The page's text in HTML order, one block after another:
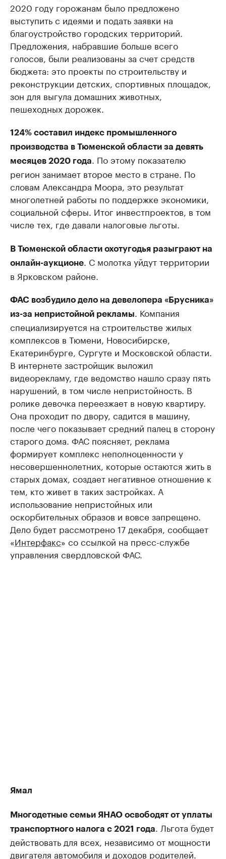
2020 году горожанам было предложено
выступить с идеями и подать заявки на
благоустройство городских территорий.
Предложения, набравшие больше всего
голосов, были реализованы за счет средств
бюджета: это проекты по строительству и
реконструкции детских, спортивных площадок,
зон для выгула домашних животных,
пешеходных дорожек.
124% составил индекс промышленного
производства в Тюменской области за девять
месяцев 2020 года
. По этому показателю
регион занимает второе место в стране. По
словам Александра Моора, это результат
многолетней работы по поддержке экономики,
социальной сферы. Итог инвестпроектов, в том
числе тех, где давали налоговые льготы.
В Тюменской области охотугодья разыграют на
онлайн-аукционе
. С молотка уйдут территории
в Ярковском районе.
ФАС возбудило дело на девелопера «Брусника»
из-за непристойной рекламы
. Компания
специализируется на строительстве жилых
комплексов в Тюмени, Новосибирске,
Екатеринбурге, Сургуте и Московской области.
В интернете застройщик выложил
видеорекламу, где ведомство нашло сразу пять
нарушений, в том числе непристойность. В
ролике девочка переезжает в новую квартиру.
Она проходит по двору, садится в машину,
после чего показывает средний палец в сторону
старого дома. ФАС поясняет, реклама
формирует комплекс неполноценности у
несовершеннолетних, которые остаются жить в
старых домах, создает негативное отношение к
тем, кто живет в таких застройках. А
использование непристойных или
оскорбительных образов и вовсе запрещено.
Дело будет рассмотрено 17 декабря, сообщает
«Интерфакс» со ссылкой на пресс-службе
управления свердловской ФАС.
Ямал
Многодетные семьи ЯНАО освободят от уплаты
транспортного налога с 2021 года
. Льгота будет
действовать для всех, независимо от мощности
двигателя автомобиля и доходов родителей.